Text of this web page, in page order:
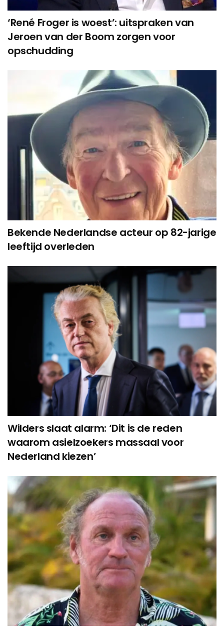
‘René Froger is woest’: uitspraken van
Jeroen van der Boom zorgen voor
opschudding
Bekende Nederlandse acteur op 82-jarige
leeftijd overleden
Wilders slaat alarm: ‘Dit is de reden
waarom asielzoekers massaal voor
Nederland kiezen’